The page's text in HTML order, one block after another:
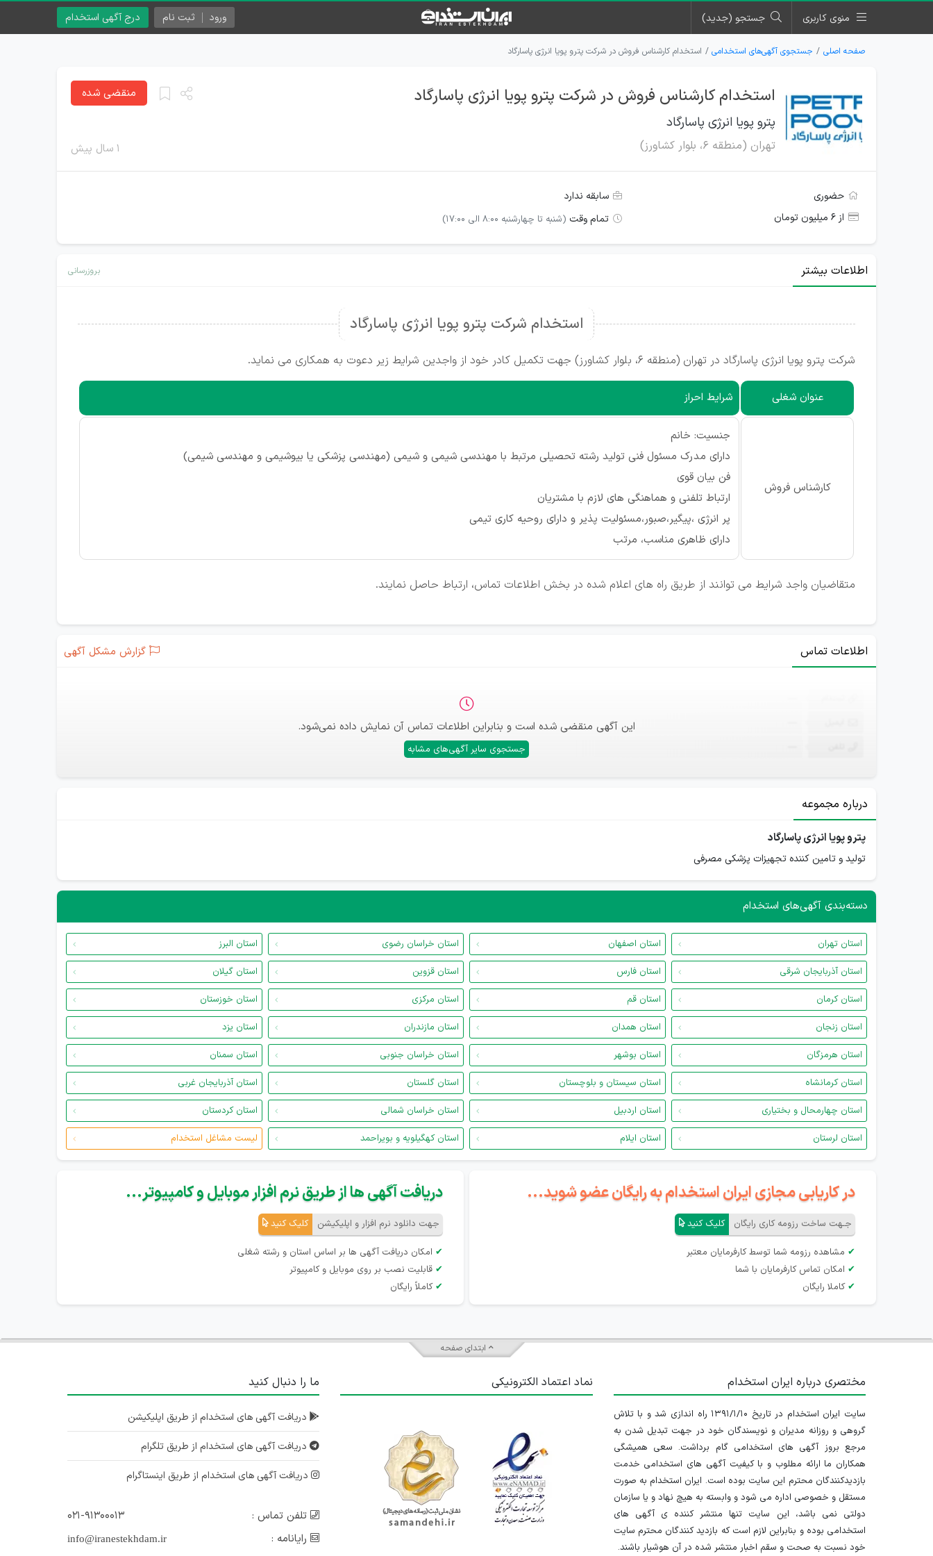
منوی کاربری جستجو (جدید) درج آگهی استخدام ورود ثبت نام
صفحه اصلی جستجوی آگهی‌های استخدامی استخدام کارشناس فروش در شرکت پترو پویا انرژی پاسارگاد
استخدام کارشناس فروش در شرکت پترو پویا انرژی پاسارگاد
پترو پویا انرژی پاسارگاد
تهران (منطقه ۶، بلوار کشاورز) ۱ سال پیش
منقضی شده
حضوری
سابقه ندارد
از ۶ میلیون تومان
تمام وقت (شنبه تا چهارشنبه 8:00 الی 17:00)
اطلاعات بیشتر بروزرسانی
استخدام شرکت پترو پویا انرژی پاسارگاد
شرکت پترو پویا انرژی پاسارگاد در تهران (منطقه ۶، بلوار کشاورز) جهت تکمیل کادر خود از واجدین شرایط زیر دعوت به همکاری می نماید.
عنوان شغلی شرایط احراز
کارشناس فروش
جنسیت: خانم
دارای مدرک مسئول فنی تولید رشته تحصیلی مرتبط با مهندسی شیمی و شیمی (مهندسی پزشکی یا بیوشیمی و مهندسی شیمی)
فن بیان قوی
ارتباط تلفنی و هماهنگی های لازم با مشتریان
پر انرژی ،پیگیر،صبور،مسئولیت پذیر و دارای روحیه کاری تیمی
دارای ظاهری مناسب، مرتب
متقاضیان واجد شرایط می توانند از طریق راه های اعلام شده در بخش اطلاعات تماس، ارتباط حاصل نمایند.
اطلاعات تماس گزارش مشکل آگهی
این آگهی منقضی شده است و بنابراین اطلاعات تماس آن نمایش داده نمی‌شود.
جستجوی سایر آگهی‌های مشابه
درباره مجموعه
پترو پویا انرژی پاسارگاد
تولید و تامین کننده تجهیزات پزشکی مصرفی
دسته‌بندی آگهی‌های استخدام
استان تهران استان اصفهان استان خراسان رضوی
استان البرز
استان آذربایجان شرقی
استان فارس استان قزوین
استان گیلان
استان کرمان
استان قم استان مرکزی
استان خوزستان
استان زنجان
استان همدان استان مازندران
استان یزد
استان هرمزگان
استان بوشهر استان خراسان جنوبی
استان سمنان
استان کرمانشاه
استان سیستان و بلوچستان استان گلستان
استان آذربایجان غربی
استان چهارمحال و بختیاری
استان اردبیل استان خراسان شمالی
استان کردستان
استان لرستان
استان ایلام استان کهگیلویه و بویراحمد لیست مشاغل استخدام
در کاریابی مجازی ایران استخدام به رایگان عضو شوید...
جـهت ساخت رزومه کاری رایگان کلیک کنید
✔ مشاهده رزومه شما توسط کارفرمایان معتبر
✔ امکان تماس کارفرمایان با شما
✔ کاملا رایگان
دریافت آگهی ها از طریق نرم افزار موبایل و کامپیوتر...
جهت دانلود نرم افزار و اپلیکیشن کلیک کنید
✔ امکان دریافت آگهی ها بر اساس استان و رشته شغلی
✔ قابلیت نصب بر روی موبایل و کامپیوتر
✔ کاملاً رایگان
ابتدای صفحه
مختصری درباره ایران استخدام
سایت ایران استخدام در تاریخ ۱۳۹۱/۱/۱۰ راه اندازی شد و با تلاش
گروهی و روزانه مدیران و نویسندگان خود در جهت تبدیل شدن به
مرجع بروز آگهی های استخدامی گام برداشت. سعی همیشگی
همکاران ما ارائه مطلوب و با کیفیت آگهی های استخدامی خدمت
بازدیدکنندگان محترم این سایت بوده است. ایران استخدام به صورت
مستقل و خصوصی اداره می شود و وابسته به هیچ نهاد و یا سازمان
دولتی نمی باشد، این سایت تنها منتشر کننده ی آگهی های
استخدامی بوده و بنابراین لازم است که بازدید کنندگان محترم سایت
خود نسبت به صحت و سقم اخبار منتشر شده در آن هوشیار باشند.
نماد اعتماد الکترونیکی ما را دنبال کنید
دریافت آگهی های استخدام از طریق اپلیکیشن
دریافت آگهی های استخدام از طریق تلگرام
دریافت آگهی های استخدام از طریق اینستاگرام
تلفن تماس :
۰۲۱-۹۱۳۰۰۰۱۳
رایانامه :
info@iranestekhdam.ir